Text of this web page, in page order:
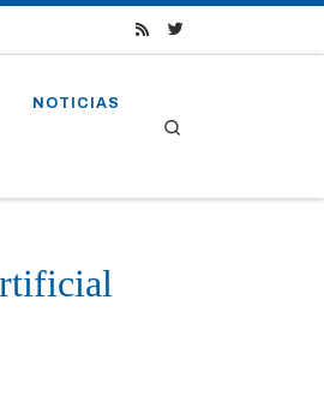
NOTICIAS